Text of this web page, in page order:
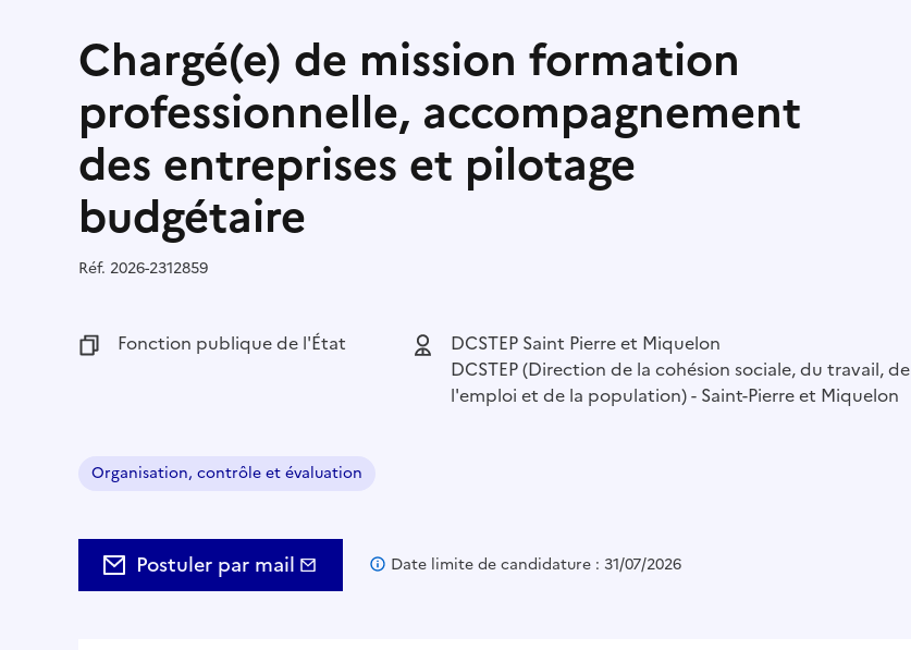
Chargé(e) de mission formation
professionnelle, accompagnement
des entreprises et pilotage
budgétaire
Réf. Référence :
2026-2312859
Fonction publique :
Fonction publique de l'État Employeur :
DCSTEP Saint Pierre et Miquelon
DCSTEP (Direction de la cohésion sociale, du travail, de
l'emploi et de la population) - Saint-Pierre et Miquelon
Organisation, contrôle et évaluation
Postuler par mail Date limite de candidature : 31/07/2026